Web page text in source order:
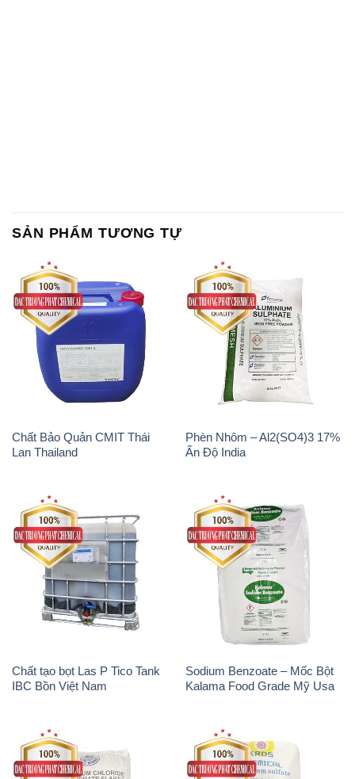
SẢN PHẨM TƯƠNG TỰ
Chất Bảo Quản CMIT Thái
Lan Thailand
Phèn Nhôm – Al2(SO4)3 17%
Ấn Độ India
Chất tạo bọt Las P Tico Tank
IBC Bồn Việt Nam
Sodium Benzoate – Mốc Bột
Kalama Food Grade Mỹ Usa